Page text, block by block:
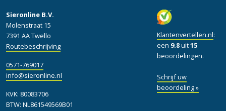
Klantenvertellen.nl:
een 9.8uit15
beoordelingen.
Schrijf uw
beoordeling »
Sieronline B.V.
Molenstraat 15
7391 AA Twello
Routebeschrijving
0571-769017
info@sieronline.nl
KVK: 80083706
BTW: NL861549569B01